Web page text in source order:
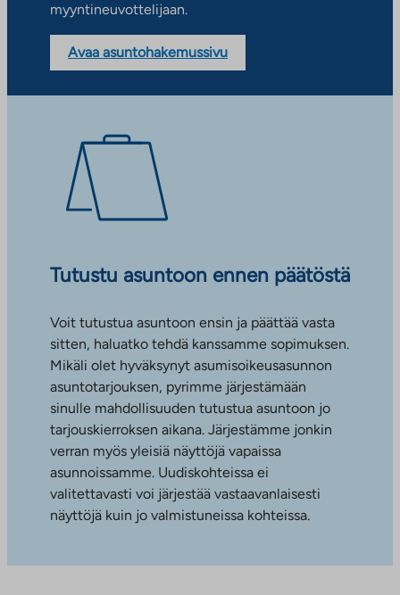
myyntineuvottelijaan.
Avaa asuntohakemussivu
Tutustu asuntoon ennen päätöstä
Voit tutustua asuntoon ensin ja päättää vasta
sitten, haluatko tehdä kanssamme sopimuksen.
Mikäli olet hyväksynyt asumisoikeusasunnon
asuntotarjouksen, pyrimme järjestämään
sinulle mahdollisuuden tutustua asuntoon jo
tarjouskierroksen aikana. Järjestämme jonkin
verran myös yleisiä näyttöjä vapaissa
asunnoissamme. Uudiskohteissa ei
valitettavasti voi järjestää vastaavanlaisesti
näyttöjä kuin jo valmistuneissa kohteissa.